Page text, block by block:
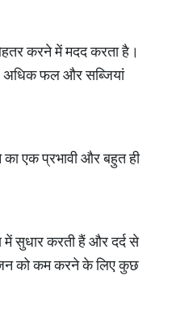
करने में मदद करता है।
अधिक फल और सब्जियां
एक प्रभावी और बहुत ही
सुधार करती हैं और दर्द से
को कम करने के लिए कुछ